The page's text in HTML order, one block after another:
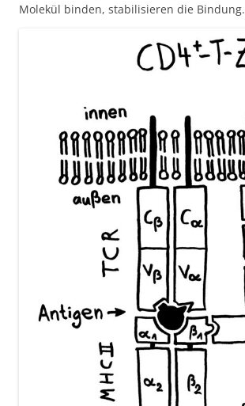
Molekül binden, stabilisieren die Bindung.